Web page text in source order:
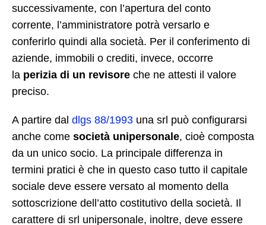
successivamente, con l’apertura del conto
corrente, l’amministratore potrà versarlo e
conferirlo quindi alla società. Per il conferimento di
aziende, immobili o crediti, invece, occorre
la perizia di un revisore che ne attesti il valore
preciso.
A partire dal dlgs 88/1993 una srl può configurarsi
anche come società unipersonale, cioè composta
da un unico socio. La principale differenza in
termini pratici è che in questo caso tutto il capitale
sociale deve essere versato al momento della
sottoscrizione dell’atto costitutivo della società. Il
carattere di srl unipersonale, inoltre, deve essere